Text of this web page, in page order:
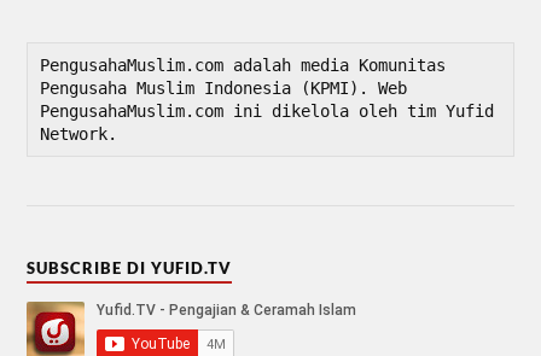
PengusahaMuslim.com adalah media Komunitas
Pengusaha Muslim Indonesia (KPMI). Web
PengusahaMuslim.com ini dikelola oleh tim Yufid
Network.
SUBSCRIBE DI YUFID.TV